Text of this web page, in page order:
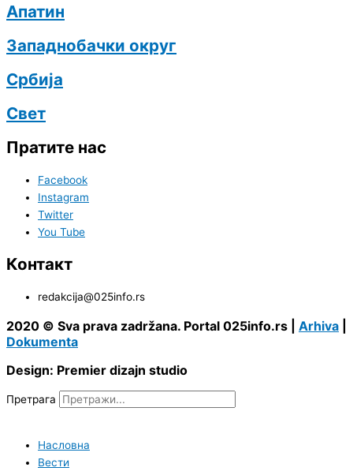
Апатин
Западнобачки округ
Србија
Свет
Пратите нас
Facebook
Instagram
Twitter
You Tube
Контакт
redakcija@025info.rs
2020 © Sva prava zadržana. Portal 025info.rs | Arhiva
Dokumenta
Design: Premier dizajn studio
Претрага
Насловна
Вести